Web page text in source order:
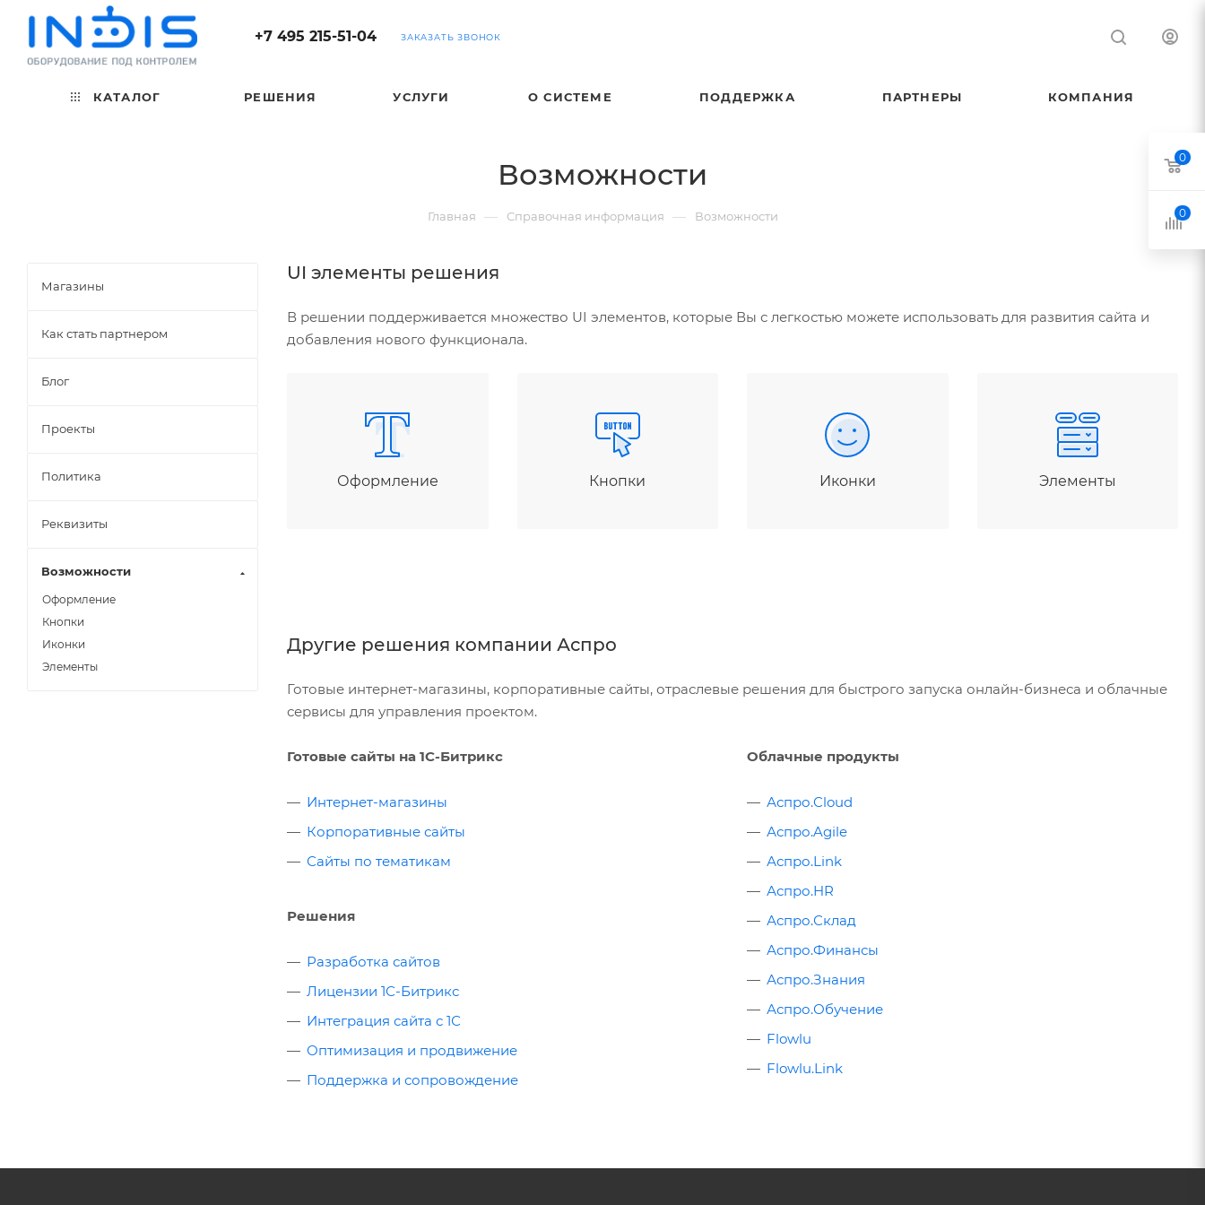
+7 495 215-51-04 ЗАКАЗАТЬ ЗВОНОК
КАТАЛОГ РЕШЕНИЯ УСЛУГИ О СИСТЕМЕ ПОДДЕРЖКА ПАРТНЕРЫ КОМПАНИЯ
Возможности
Главная — Справочная информация — Возможности
UI элементы решения
В решении поддерживается множество UI элементов, которые Вы с легкостью можете использовать для развития сайта и
добавления нового функционала.
Оформление Кнопки Иконки Элементы
Другие решения компании Аспро
Готовые интернет-магазины, корпоративные сайты, отраслевые решения для быстрого запуска онлайн-бизнеса и облачные
сервисы для управления проектом.
Готовые сайты на 1С-Битрикс
Интернет-магазины
Корпоративные сайты
Сайты по тематикам
Решения
Разработка сайтов
Лицензии 1С-Битрикс
Интеграция сайта с 1С
Оптимизация и продвижение
Поддержка и сопровождение
Облачные продукты
Аспро.Cloud
Аспро.Agile
Аспро.Link
Аспро.HR
Аспро.Склад
Аспро.Финансы
Аспро.Знания
Аспро.Обучение
Flowlu
Flowlu.Link
Магазины
Как стать партнером
Блог
Проекты
Политика
Реквизиты
Возможности
Оформление
Кнопки
Иконки
Элементы
0
0